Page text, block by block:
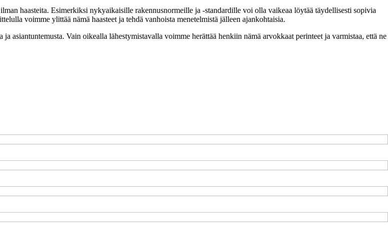
haasteita. Esimerkiksi nykyaikaisille rakennusnormeille ja -standardille voi olla vaikeaa löytää täydellisesti sopivia
voimme ylittää nämä haasteet ja tehdä vanhoista menetelmistä jälleen ajankohtaisia.
asiantuntemusta. Vain oikealla lähestymistavalla voimme herättää henkiin nämä arvokkaat perinteet ja varmistaa, että ne